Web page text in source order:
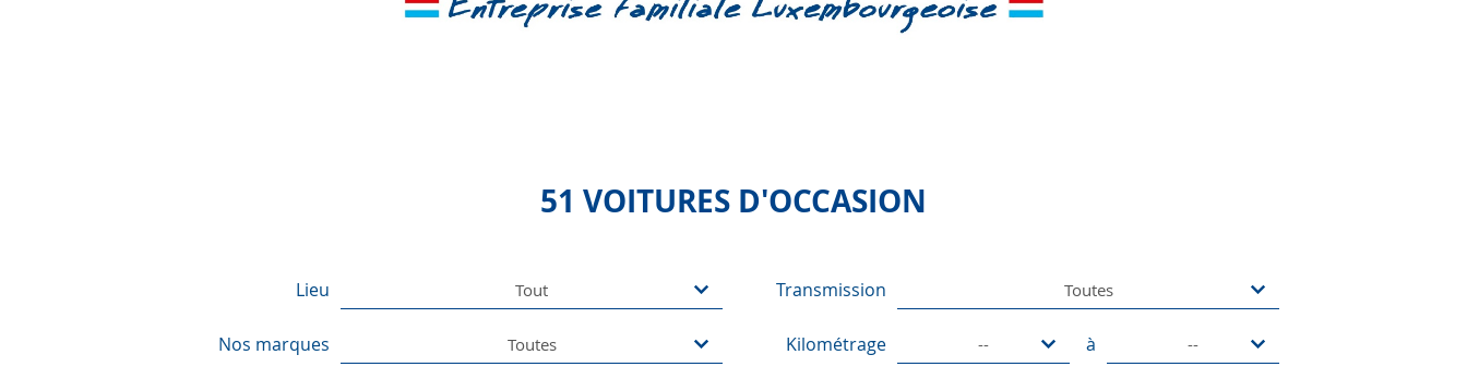
51 VOITURES D'OCCASION
Lieu Tout
Nos marques Toutes
Transmission Toutes
Kilométrage -- à --